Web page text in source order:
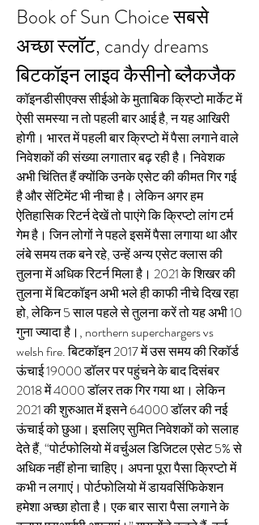
Book of Sun Choice सबसे
अच्छा स्लॉट, candy dreams
बिटकॉइन लाइव कैसीनो ब्लैकजैक
कॉइनडीसीएक्स सीईओ के मुताबिक क्रिप्टो मार्केट में
ऐसी समस्या न तो पहली बार आई है, न यह आखिरी
होगी। भारत में पहली बार क्रिप्टो में पैसा लगाने वाले
निवेशकों की संख्या लगातार बढ़ रही है। निवेशक
अभी चिंतित हैं क्योंकि उनके एसेट की कीमत गिर गई
है और सेंटिमेंट भी नीचा है। लेकिन अगर हम
ऐतिहासिक रिटर्न देखें तो पाएंगे कि क्रिप्टो लांग टर्म
गेम है। जिन लोगों ने पहले इसमें पैसा लगाया था और
लंबे समय तक बने रहे, उन्हें अन्य एसेट क्लास की
तुलना में अधिक रिटर्न मिला है। 2021 के शिखर की
तुलना में बिटकॉइन अभी भले ही काफी नीचे दिख रहा
हो, लेकिन 5 साल पहले से तुलना करें तो यह अभी 10
गुना ज्यादा है।, northern superchargers vs
welsh fire. बिटकॉइन 2017 में उस समय की रिकॉर्ड
ऊंचाई 19000 डॉलर पर पहुंचने के बाद दिसंबर
2018 में 4000 डॉलर तक गिर गया था। लेकिन
2021 की शुरुआत में इसने 64000 डॉलर की नई
ऊंचाई को छुआ। इसलिए सुमित निवेशकों को सलाह
देते हैं, “पोर्टफोलियो में वर्चुअल डिजिटल एसेट 5% से
अधिक नहीं होना चाहिए। अपना पूरा पैसा क्रिप्टो में
कभी न लगाएं। पोर्टफोलियो में डायवर्सिफिकेशन
हमेशा अच्छा होता है। एक बार सारा पैसा लगाने के